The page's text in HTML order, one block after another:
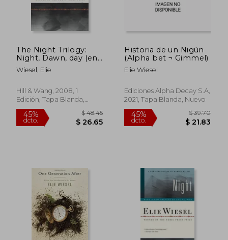
dcto. dcto. $
The Night Trilogy:
Night, Dawn, day (en
Inglés)
Wiesel, Elie
Hill & Wang, 2008, 1
Edición, Tapa Blanda,
Nuevo
Historia de un Nigún
(Alpha bet ¬ Gimmel)
Elie Wiesel
Ediciones Alpha Decay S.A,
2021, Tapa Blanda, Nuevo